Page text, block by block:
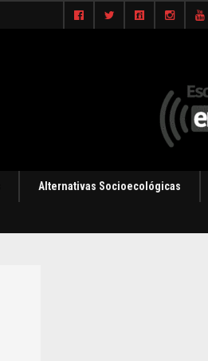
Alternativas Socioecológicas